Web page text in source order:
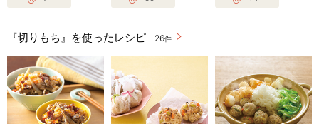
『切りもち』を使ったレシピ 26件